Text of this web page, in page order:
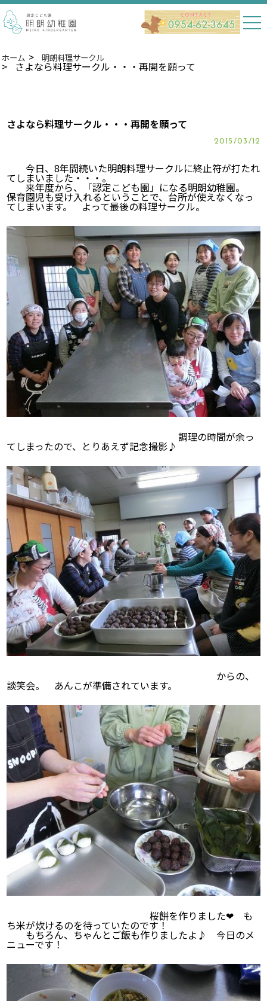
ホーム 明朗料理サークル
さよなら料理サークル・・・再開を願って
さよなら料理サークル・・・再開を願って
2015/03/12
今日、8年間続いた明朗料理サークルに終止符が打たれ
てしまいました・・・。
来年度から、「認定こども園」になる明朗幼稚園。
保育園児も受け入れるということで、台所が使えなくなっ
てしまいます。 よって最後の料理サークル。
調理の時間が余っ
てしまったので、とりあえず記念撮影♪
からの、
談笑会。 あんこが準備されています。
桜餅を作りました❤ も
ち米が炊けるのを待っていたのです！
もちろん、ちゃんとご飯も作りましたよ♪ 今日のメ
ニューです！